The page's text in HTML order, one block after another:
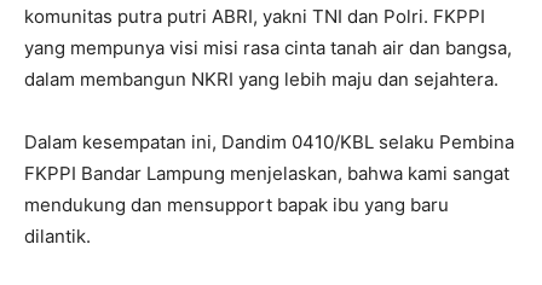
komunitas putra putri ABRI, yakni TNI dan Polri. FKPPI
yang mempunya visi misi rasa cinta tanah air dan bangsa,
dalam membangun NKRI yang lebih maju dan sejahtera.
Dalam kesempatan ini, Dandim 0410/KBL selaku Pembina
FKPPI Bandar Lampung menjelaskan, bahwa kami sangat
mendukung dan mensupport bapak ibu yang baru
dilantik.